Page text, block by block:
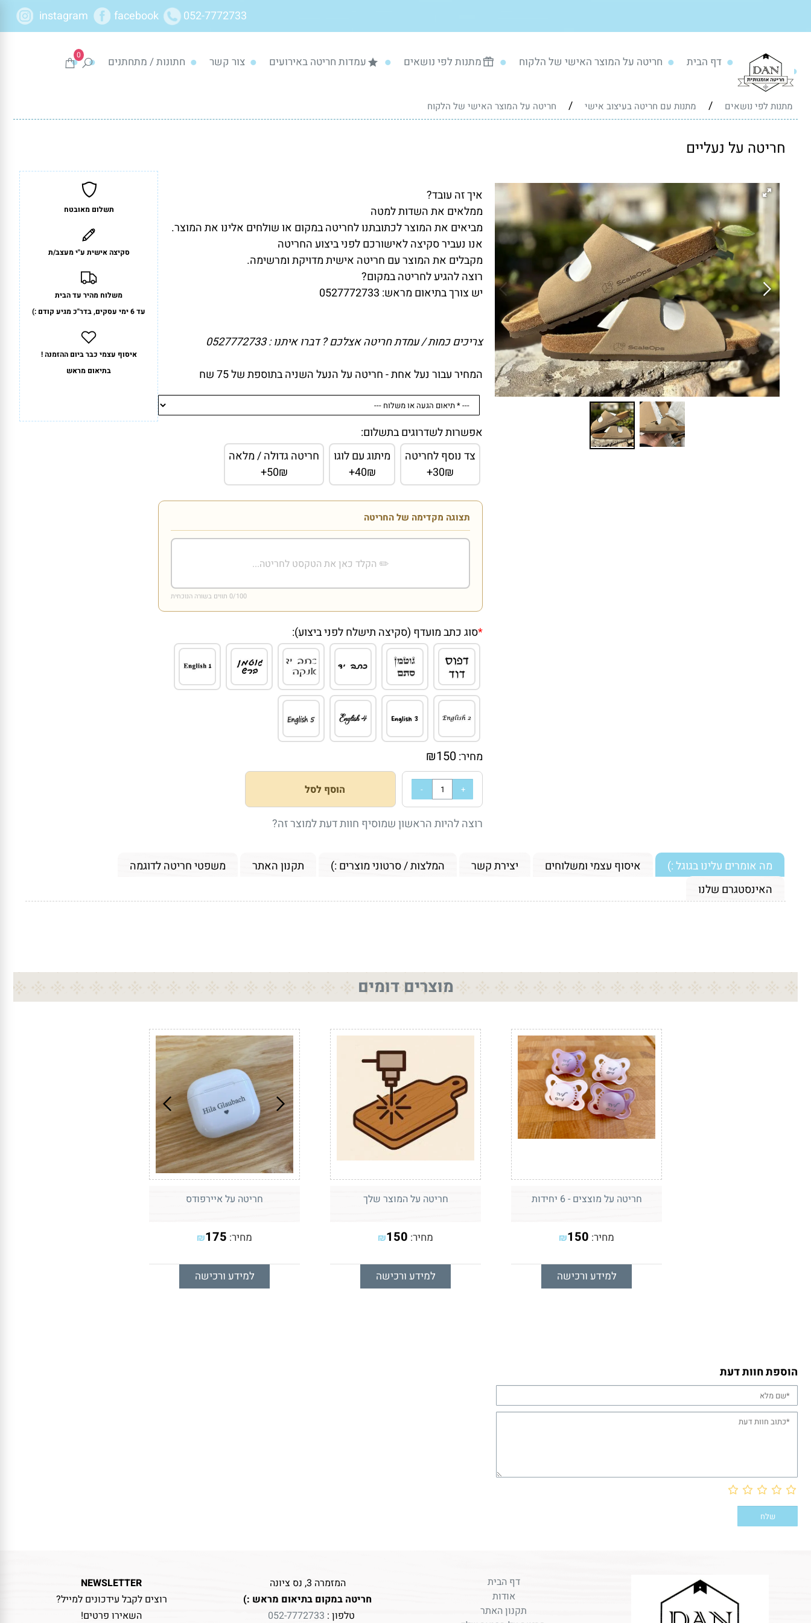
052-7772733
instagram
0 דף הבית חריטה על המוצר האישי של הלקוח מתנות לפי נושאים עמדות חריטה באירועים צור קשר חתונות / מתחתנים
מתנות לפי נושאים / מתנות עם חריטה בעיצוב אישי / חריטה על המוצר האישי של הלקוח
חריטה על נעליים
איך זה עובד?
ממלאים את השדות למטה
מביאים את המוצר לכתובתנו לחריטה במקום או שולחים אלינו את המוצר.
אנו נעביר סקיצה לאישורכם לפני ביצוע החריטה
מקבלים את המוצר עם חריטה אישית מדויקת ומרשימה.
רוצה להגיע לחריטה במקום?
יש צורך בתיאום מראש: 0527772733
צריכים כמות / עמדת חריטה אצלכם ? דברו איתנו : 0527772733
המחיר עבור נעל אחת - חריטה על הנעל השניה בתוספת של 75 שח
אפשרות לשדרוגים בתשלום:
צד נוסף לחריטה
30₪+
מיתוג עם לוגו
40₪+
חריטה גדולה / מלאה
50₪+
תצוגה מקדימה של החריטה
0/100 תווים בשורה הנוכחית
*סוג כתב מועדף (סקיצה תישלח לפני ביצוע):
מחיר: ₪150
הוסף לסל
רוצה להיות הראשון שמוסיף חוות דעת למוצר זה?
תשלום מאובטח
סקיצה אישית ע"י מעצב/ת
משלוח מהיר עד הבית
עד 6 ימי עסקים, בדר"כ מגיע קודם :)
איסוף עצמי כבר ביום ההזמנה !
בתיאום מראש
מה אומרים עלינו בגוגל :) איסוף עצמי ומשלוחים יצירת קשר המלצות / סרטוני מוצרים :) תקנון האתר
משפטי חריטה לדוגמה
האינסטגרם שלנו
מוצרים דומים
חריטה על מוצצים - 6 יחידות
מחיר: ₪150
למידע ורכישה
חריטה על המוצר שלך
מחיר: ₪150
למידע ורכישה
חריטה על איירפודס
מחיר: ₪175
למידע ורכישה
הוספת חוות דעת
דף הבית
אודות
תקנון האתר
המזמרה 3, נס ציונה
חריטה במקום בתיאום מראש :)
טלפון : 052-7772733
NEWSLETTER
רוצים לקבל עידכונים למייל?
השאירו פרטים!